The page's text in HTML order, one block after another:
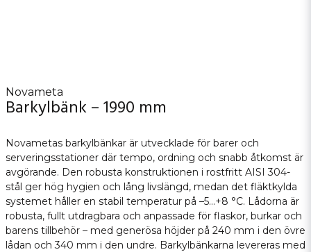
Novameta
Barkylbänk – 1990 mm
Novametas barkylbänkar är utvecklade för barer och
serveringsstationer där tempo, ordning och snabb åtkomst är
avgörande. Den robusta konstruktionen i rostfritt AISI 304-
stål ger hög hygien och lång livslängd, medan det fläktkylda
systemet håller en stabil temperatur på –5…+8 °C. Lådorna är
robusta, fullt utdragbara och anpassade för flaskor, burkar och
barens tillbehör – med generösa höjder på 240 mm i den övre
lådan och 340 mm i den undre. Barkylbänkarna levereras med